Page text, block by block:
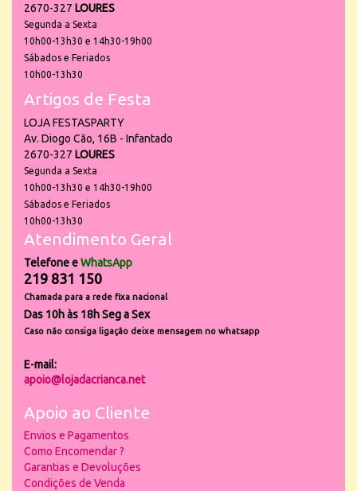
2670-327 LOURES
Segunda a Sexta
10h00-13h30 e 14h30-19h00
Sábados e Feriados
10h00-13h30
Artigos de Festa
LOJA FESTASPARTY
Av. Diogo Cão, 16B - Infantado
2670-327 LOURES
Segunda a Sexta
10h00-13h30 e 14h30-19h00
Sábados e Feriados
10h00-13h30
Atendimento Geral
Telefone eWhatsApp
219 831 150
Chamada para a rede fixa nacional
Das 10h às 18h Seg a Sex
Caso não consiga ligação deixe mensagem no whatsapp
E-mail:
apoio@lojadacrianca.net
Apoio ao Cliente
Envios e Pagamentos
Como Encomendar ?
Garantias e Devoluções
Condições de Venda